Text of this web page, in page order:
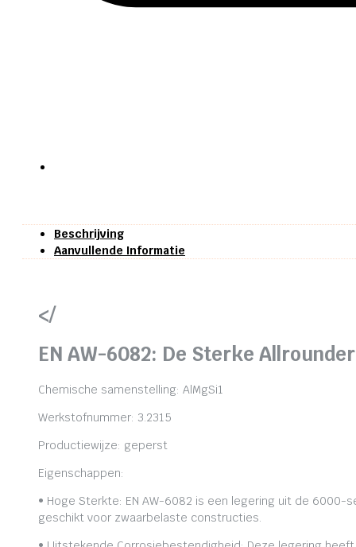
Beschrijving
Aanvullende Informatie
</
EN AW-6082: De Sterke Allrounder
Chemische samenstelling: AlMgSi1
Werkstofnummer: 3.2315
Productiewijze: geperst
Eigenschappen:
• Hoge Sterkte: EN AW-6082 is een legering uit de
geschikt voor zwaarbelaste constructies.